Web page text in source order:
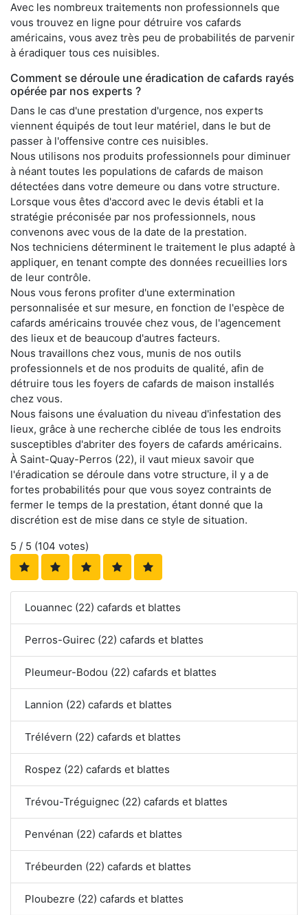
Avec les nombreux traitements non professionnels que
vous trouvez en ligne pour détruire vos cafards
américains, vous avez très peu de probabilités de parvenir
à éradiquer tous ces nuisibles.
Comment se déroule une éradication de cafards rayés
opérée par nos experts ?
Dans le cas d'une prestation d'urgence, nos experts
viennent équipés de tout leur matériel, dans le but de
passer à l'offensive contre ces nuisibles.
Nous utilisons nos produits professionnels pour diminuer
à néant toutes les populations de cafards de maison
détectées dans votre demeure ou dans votre structure.
Lorsque vous êtes d'accord avec le devis établi et la
stratégie préconisée par nos professionnels, nous
convenons avec vous de la date de la prestation.
Nos techniciens déterminent le traitement le plus adapté à
appliquer, en tenant compte des données recueillies lors
de leur contrôle.
Nous vous ferons profiter d'une extermination
personnalisée et sur mesure, en fonction de l'espèce de
cafards américains trouvée chez vous, de l'agencement
des lieux et de beaucoup d'autres facteurs.
Nous travaillons chez vous, munis de nos outils
professionnels et de nos produits de qualité, afin de
détruire tous les foyers de cafards de maison installés
chez vous.
Nous faisons une évaluation du niveau d'infestation des
lieux, grâce à une recherche ciblée de tous les endroits
susceptibles d'abriter des foyers de cafards américains.
À Saint-Quay-Perros (22), il vaut mieux savoir que
l'éradication se déroule dans votre structure, il y a de
fortes probabilités pour que vous soyez contraints de
fermer le temps de la prestation, étant donné que la
discrétion est de mise dans ce style de situation.
5 / 5 (104 votes)
Louannec (22) cafards et blattes
Perros-Guirec (22) cafards et blattes
Pleumeur-Bodou (22) cafards et blattes
Lannion (22) cafards et blattes
Trélévern (22) cafards et blattes
Rospez (22) cafards et blattes
Trévou-Tréguignec (22) cafards et blattes
Penvénan (22) cafards et blattes
Trébeurden (22) cafards et blattes
Ploubezre (22) cafards et blattes